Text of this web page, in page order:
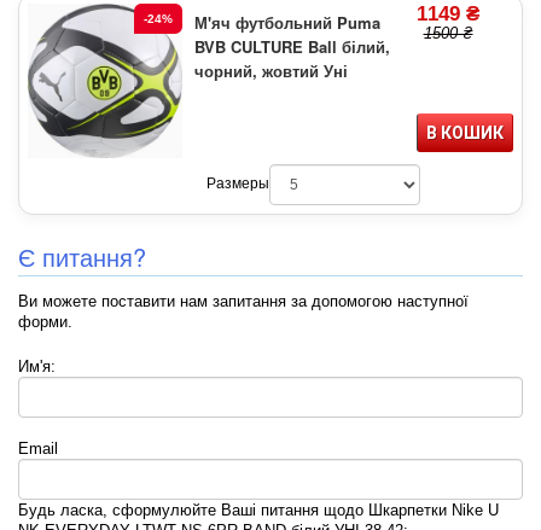
-24%
М'яч футбольний Puma
BVB CULTURE Ball білий,
чорний, жовтий Уні
1149 ₴
1500 ₴
В КОШИК
Размеры
Є питання?
Ви можете поставити нам запитання за допомогою наступної
форми.
Им'я:
Email
Будь ласка, сформулюйте Ваші питання щодо Шкарпетки Nike U